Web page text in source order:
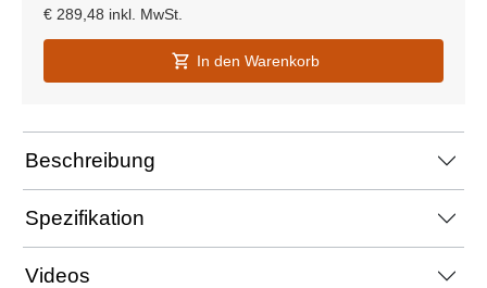
€ 289,48 inkl. MwSt.
In den Warenkorb
Beschreibung
Spezifikation
Videos